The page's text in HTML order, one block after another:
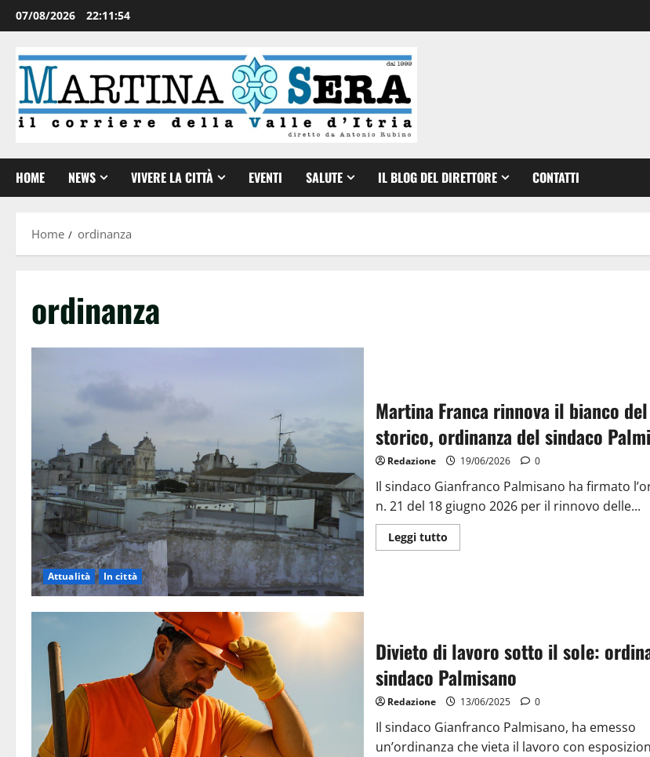
07/08/2026 22:11:55
HOME NEWS VIVERE LA CITTÀ EVENTI SALUTE IL BLOG DEL DIRETTORE CONTATTI
Home ordinanza
ordinanza
Attualità In città
Martina Franca rinnova il bianco
storico, ordinanza del sindaco
Redazione 19/06/2026 0
Il sindaco Gianfranco Palmisano ha firmato
n. 21 del 18 giugno 2026 per il rinnovo delle...
Leggi tutto
Divieto di lavoro sotto il sole:
sindaco Palmisano
Redazione 13/06/2025 0
Il sindaco Gianfranco Palmisano, ha emesso
un’ordinanza che vieta il lavoro con